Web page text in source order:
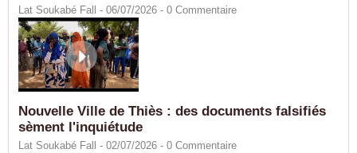
Lat Soukabé Fall - 06/07/2026 - 0 Commentaire
Nouvelle Ville de Thiès : des documents falsifiés
sèment l'inquiétude
Lat Soukabé Fall - 02/07/2026 - 0 Commentaire